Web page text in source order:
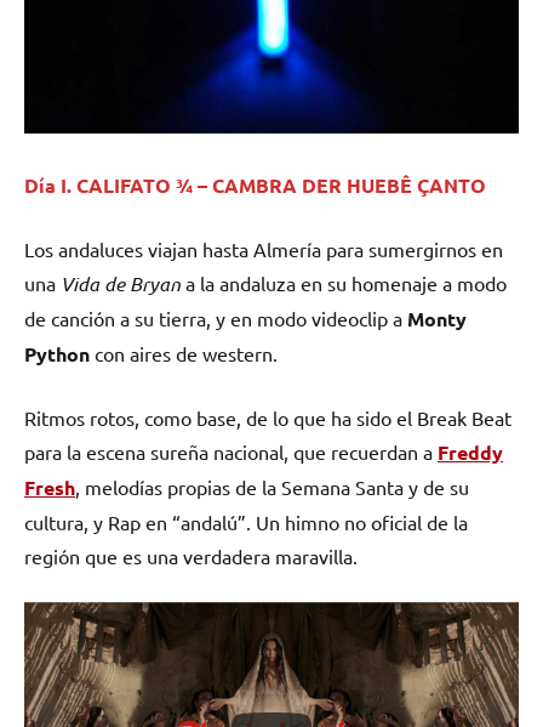
Día I. CALIFATO ¾ – CAMBRA DER HUEBÊ ÇANTO
Los andaluces viajan hasta Almería para sumergirnos en
una Vida de Bryan a la andaluza en su homenaje a modo
de canción a su tierra, y en modo videoclip a Monty
Python con aires de western.
Ritmos rotos, como base, de lo que ha sido el Break Beat
para la escena sureña nacional, que recuerdan a Freddy
Fresh, melodías propias de la Semana Santa y de su
cultura, y Rap en “andalú”. Un himno no oficial de la
región que es una verdadera maravilla.